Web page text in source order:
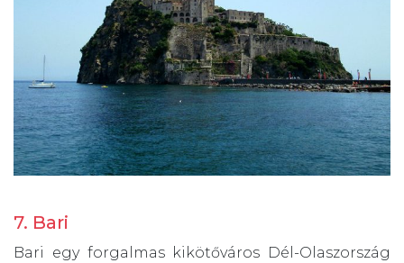
7. Bari
Bari egy forgalmas kikötőváros Dél-Olaszország